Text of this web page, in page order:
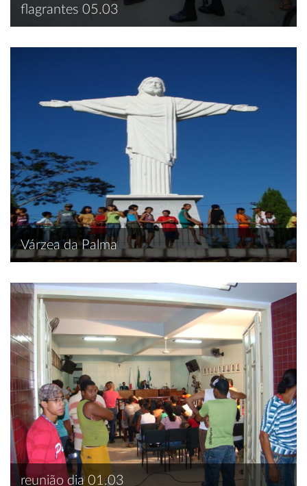
flagrantes 05.03
Várzea da Palma
reunião dia 01.03